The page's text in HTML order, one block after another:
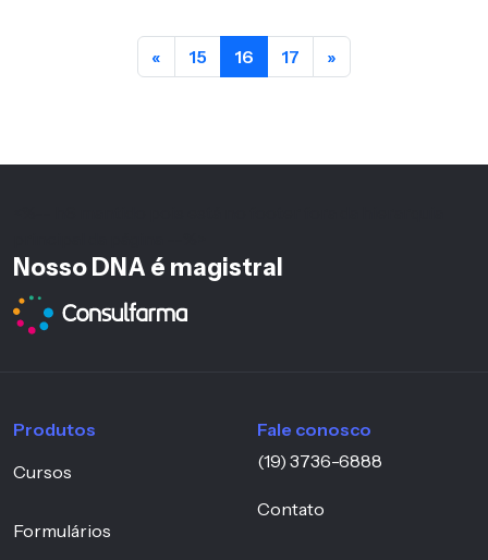
« 15 16 17 »
Nosso DNA é magistral
Produtos
Cursos
Formulários
Fale conosco
(19) 3736-6888
Contato